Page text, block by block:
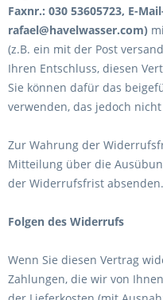
Faxnr.: 030 53605723, E-
rafael@havelwasser.com)
(z.B. ein mit der Post
Ihren Entschluss, diesen
Sie können dafür das
verwenden, das jedoch
Zur Wahrung der
Mitteilung über die
der Widerrufsfrist absenden.
Folgen des Widerrufs
Wenn Sie diesen Vertrag
Zahlungen, die wir von